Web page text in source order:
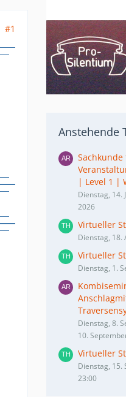
#1
Anstehende
| Level 1 |
Dienstag, 14.
2026
Virtueller
Dienstag, 18.
Virtueller
Dienstag, 1.
Dienstag, 8.
10.
Virtueller
Dienstag, 15.
23:00